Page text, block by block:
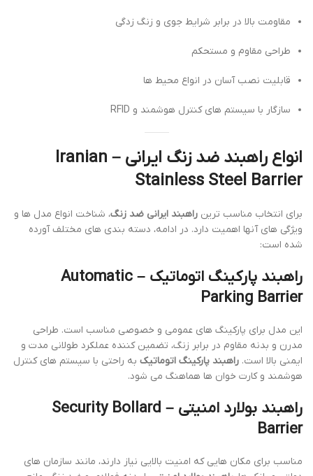
مقاومت بالا در برابر شرایط جوی و زنگ زدگی
طراحی مقاوم و مستحکم
قابلیت نصب آسان در انواع محیط ها
سازگار با سیستم های کنترل هوشمند و RFID
انواع راهبند ضد زنگ ایرانی – Iranian
Stainless Steel Barrier
برای انتخاب مناسب ترین راهبند ایرانی ضد زنگ، شناخت انواع مدل ها و
ویژگی های آنها اهمیت دارد. در ادامه، دسته بندی های مختلف آورده
شده است:
راهبند پارکینگ اتوماتیک – Automatic
Parking Barrier
این مدل برای پارکینگ های عمومی و خصوصی مناسب است. طراحی
مدرن و بدنه مقاوم در برابر زنگ، تضمین کننده عملکرد طولانی مدت و
ایمنی بالا است. راهبند پارکینگ اتوماتیک به راحتی با سیستم های کنترل
هوشمند و کارت خوان ها هماهنگ می شود.
راهبند بولارد امنیتی – Security Bollard
Barrier
مناسب برای مکان هایی که امنیت بالایی نیاز دارند، مانند سازمان های